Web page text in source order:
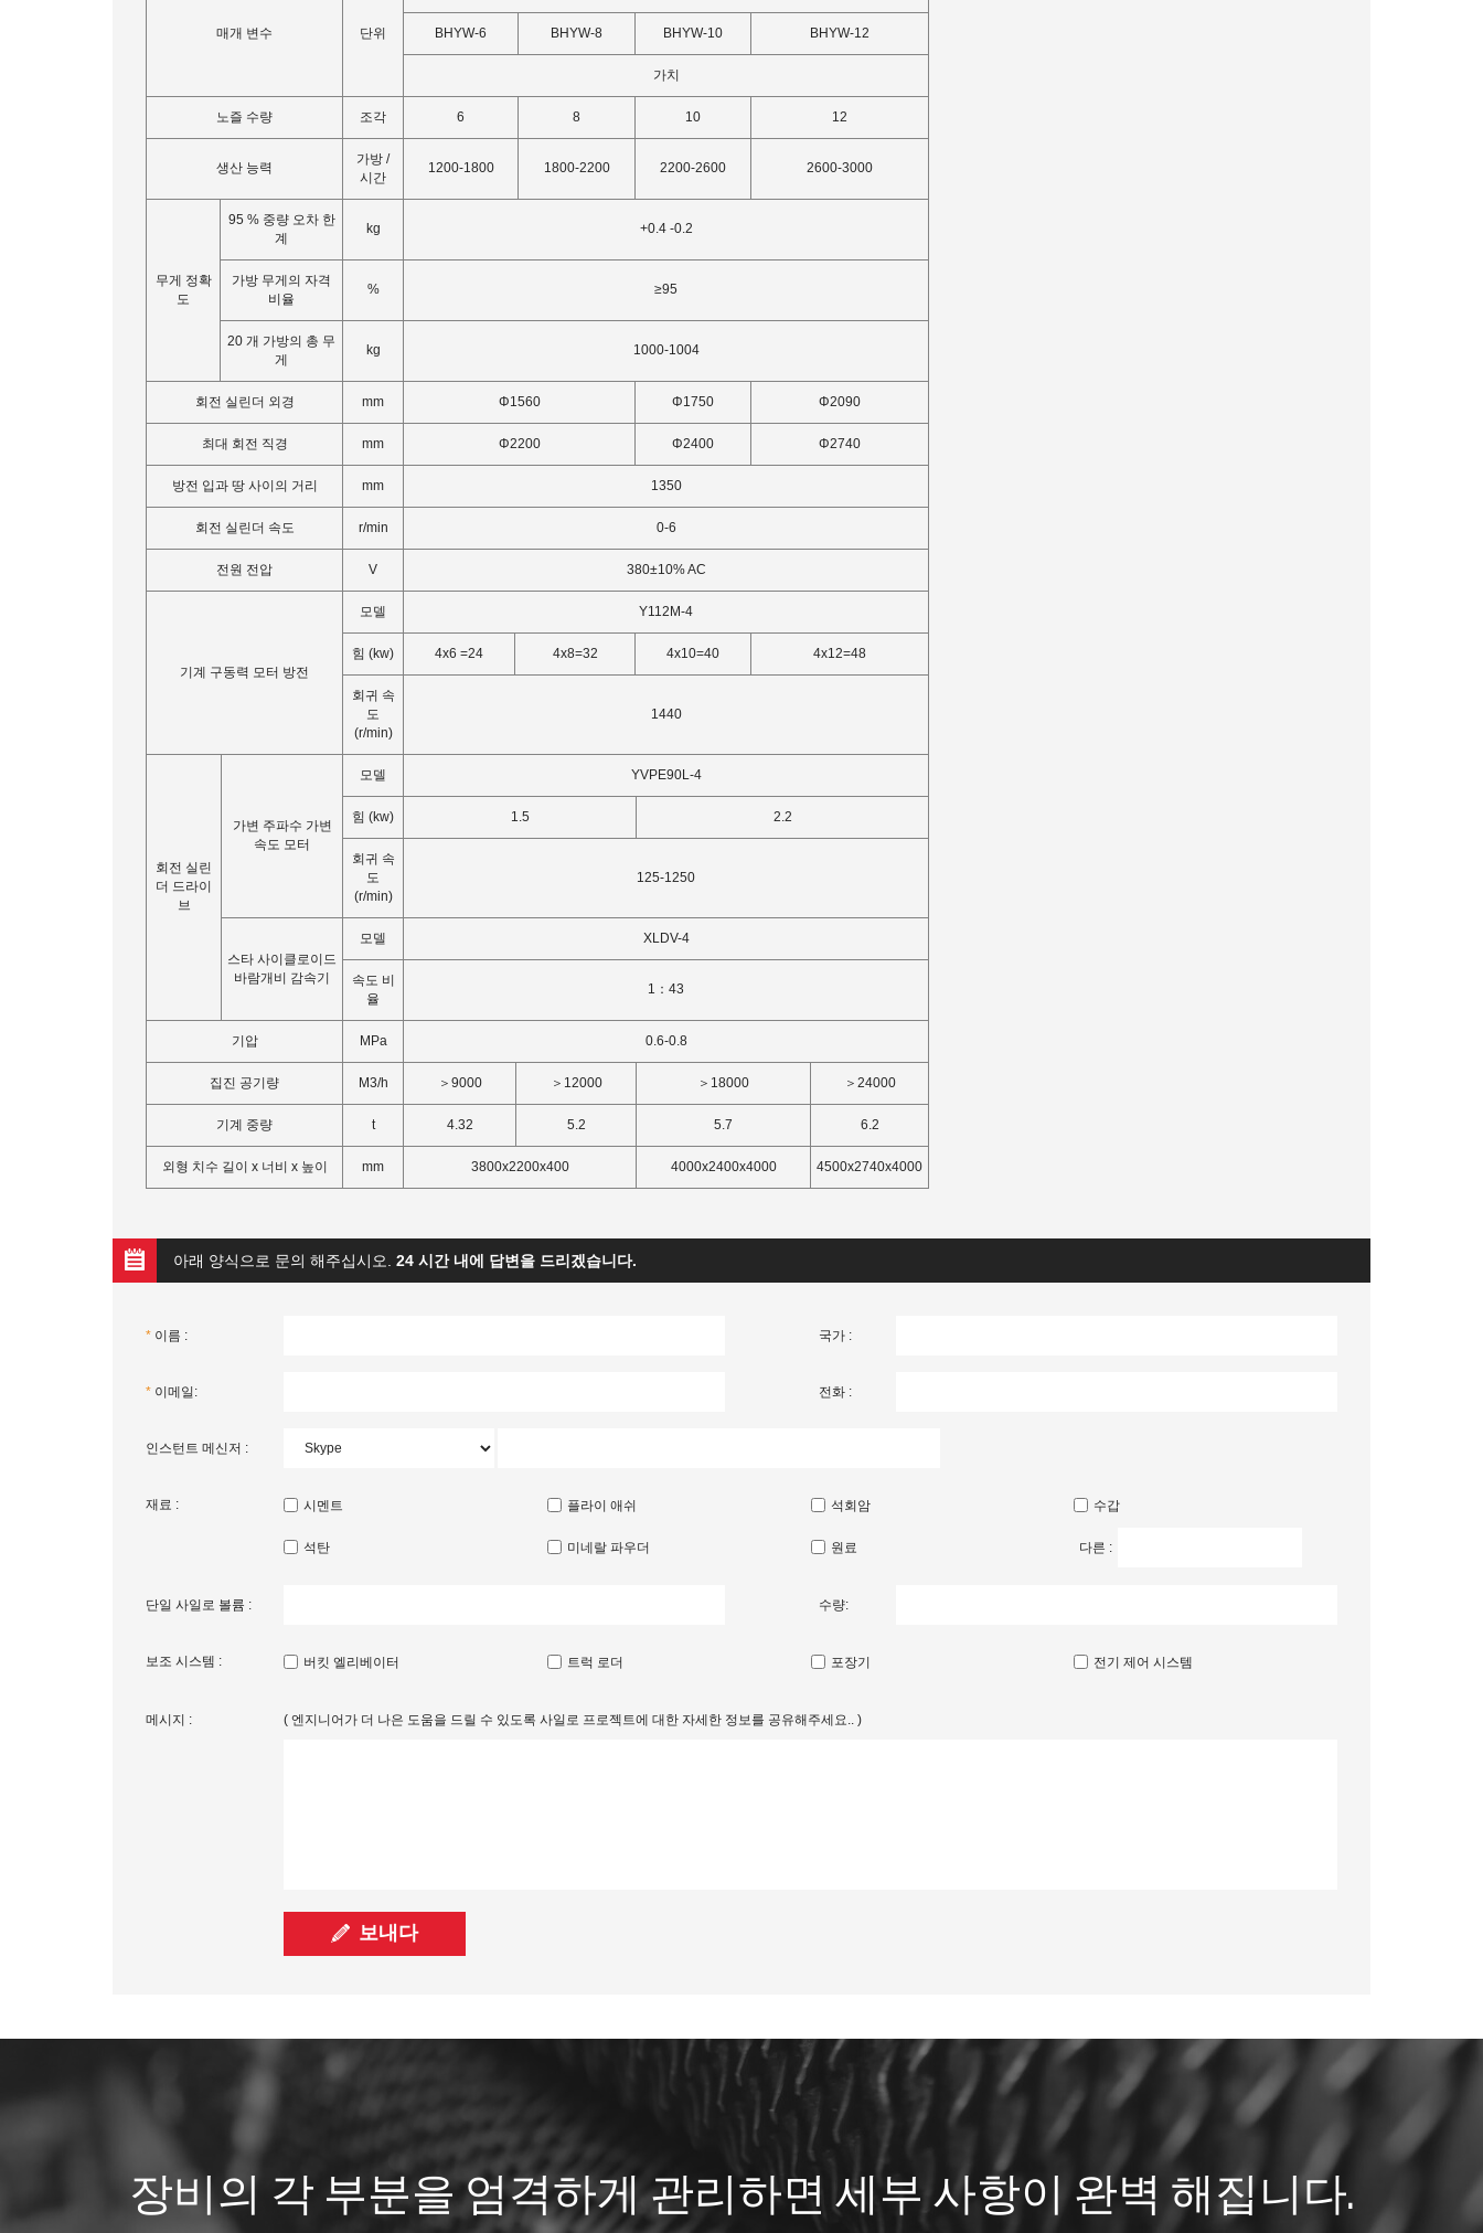
매개 변수 단위 BHYW-6 BHYW-8 BHYW-10 BHYW-12
가치
노즐 수량 조각 6 8 10 12
생산 능력
가방 /
시간
1200-1800 1800-2200 2200-2600 2600-3000
무게 정확
도
95 % 중량 오차 한
계
kg +0.4 -0.2
가방 무게의 자격
비율
% ≥95
20 개 가방의 총 무
게
kg 1000-1004
회전 실린더 외경 mm Φ1560 Φ1750 Φ2090
최대 회전 직경 mm Φ2200 Φ2400 Φ2740
방전 입과 땅 사이의 거리 mm 1350
회전 실린더 속도 r/min 0-6
전원 전압 V 380±10% AC
기계 구동력 모터 방전
모델 Y112M-4
힘 (kw) 4x6 =24 4x8=32 4x10=40 4x12=48
회귀 속
도
(r/min)
1440
회전 실린
더 드라이
브
가변 주파수 가변
속도 모터
모델 YVPE90L-4
힘 (kw) 1.5 2.2
회귀 속
도
(r/min)
125-1250
스타 사이클로이드
바람개비 감속기
모델 XLDV-4
속도 비
율
1：43
기압 MPa 0.6-0.8
집진 공기량 M3/h ＞9000 ＞12000 ＞18000 ＞24000
기계 중량 t 4.32 5.2 5.7 6.2
외형 치수 길이 x 너비 x 높이 mm 3800x2200x400 4000x2400x4000 4500x2740x4000
아래 양식으로 문의 해주십시오. 24 시간 내에 답변을 드리겠습니다.
* 이름 : 국가 :
* 이메일: 전화 :
인스턴트 메신저 :
재료 : 시멘트 플라이 애쉬 석회암 수갑
석탄 미네랄 파우더 원료 다른 :
단일 사일로 볼륨 : 수량:
보조 시스템 : 버킷 엘리베이터 트럭 로더 포장기 전기 제어 시스템
메시지 : ( 엔지니어가 더 나은 도움을 드릴 수 있도록 사일로 프로젝트에 대한 자세한 정보를 공유해주세요.. )
장비의 각 부분을 엄격하게 관리하면 세부 사항이 완벽 해집니다.